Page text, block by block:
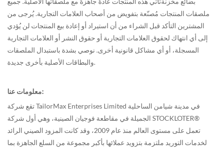
ملصقات المنتجات مُصنّعة بتفويض من أصحاب العلامات التجارية. يُرجى من
المشترين التأكد قبل الشراء من أن استيراد أو إعادة بيع المنتجات لن يُؤدي
إلى أي انتهاك لحقوق العلامات التجارية أو حقوق النشر أو العلامات التجارية
المسجلة، أو أي مشاكل قانونية أخرى. نوصي بشدة باستبدال الملصقات
والبطاقات الأصلية بأخرى جديدة.
معلومات عنا:
تقع شركة TailorMax Enterprises Limited في مدينة شيامن الساحلية
الجميلة في مقاطعة فوجيان الصينية، وهي أول شركة STOCKLOTER®
تعمل على مستوى العالم منذ عام 2009، وقد كانت المزود الصيني الرائد
لخدمات التوريد ملتزمة بتزويد عملائها بأكبر مجموعة من السلع الجاهزة بما